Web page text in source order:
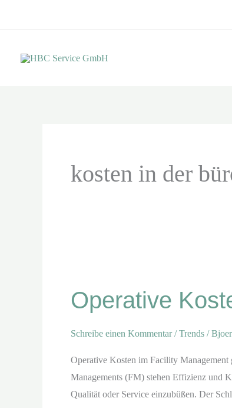
kosten in der
Operative
Schreibe einen Kommentar /Trends /
Operative Kosten im Facility
Managements (FM) stehen Effizienz und
Qualität oder Service einzubüßen. Der
im
Facility
Management